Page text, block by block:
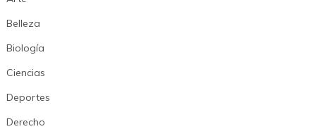
Belleza
Biología
Ciencias
Deportes
Derecho